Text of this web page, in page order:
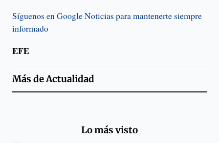
Síguenos en Google Noticias para mantenerte siempre
informado
EFE
Más deActualidad
Lo más visto